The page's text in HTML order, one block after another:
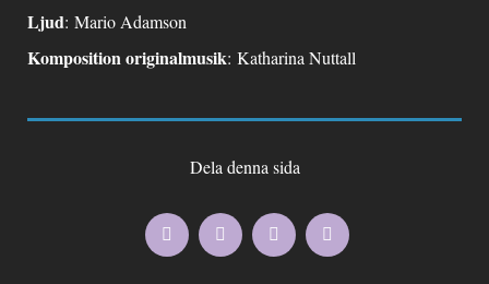
Ljud: Mario Adamson
Kompositionoriginalmusik: Katharina Nuttall
Dela denna sida